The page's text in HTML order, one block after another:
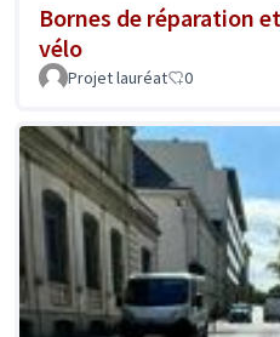
Bornes de réparation
vélo
Projet lauréat 0